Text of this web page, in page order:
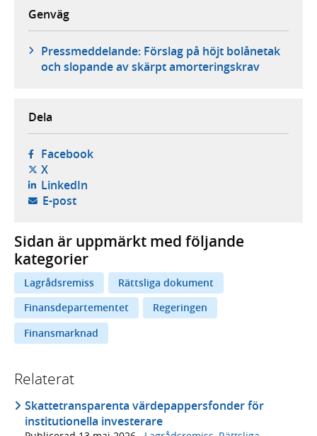
Genväg
Pressmeddelande: Förslag på höjt bolånetak
och slopande av skärpt amorteringskrav
Dela
Facebook- öppnas i ny flik, extern webbplats,
X- öppnas i ny flik, extern webbplats,
LinkedIn- öppnas i ny flik, extern webbplats,
E-post- öppnar din e-postklient,
Sidan är uppmärkt med följande
kategorier
Lagrådsremiss
Rättsliga dokument
Finansdepartementet
Regeringen
Finansmarknad
Relaterat
Skattetransparenta värdepappersfonder för
institutionella investerare